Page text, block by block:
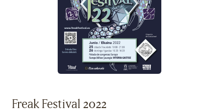
Freak Festival 2022